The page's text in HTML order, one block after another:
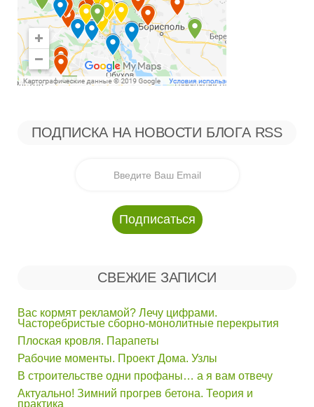
ПОДПИСКА НА НОВОСТИ БЛОГА RSS
СВЕЖИЕ ЗАПИСИ
Вас кормят рекламой? Лечу цифрами.
Часторебристые сборно-монолитные перекрытия
Плоская кровля. Парапеты
Рабочие моменты. Проект Дома. Узлы
В строительстве одни профаны… а я вам отвечу
Актуально! Зимний прогрев бетона. Теория и
практика